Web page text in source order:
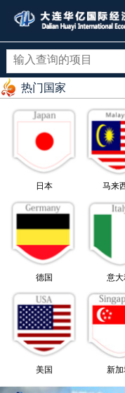
热门国家
日本 马来
德国 意大
美国 新